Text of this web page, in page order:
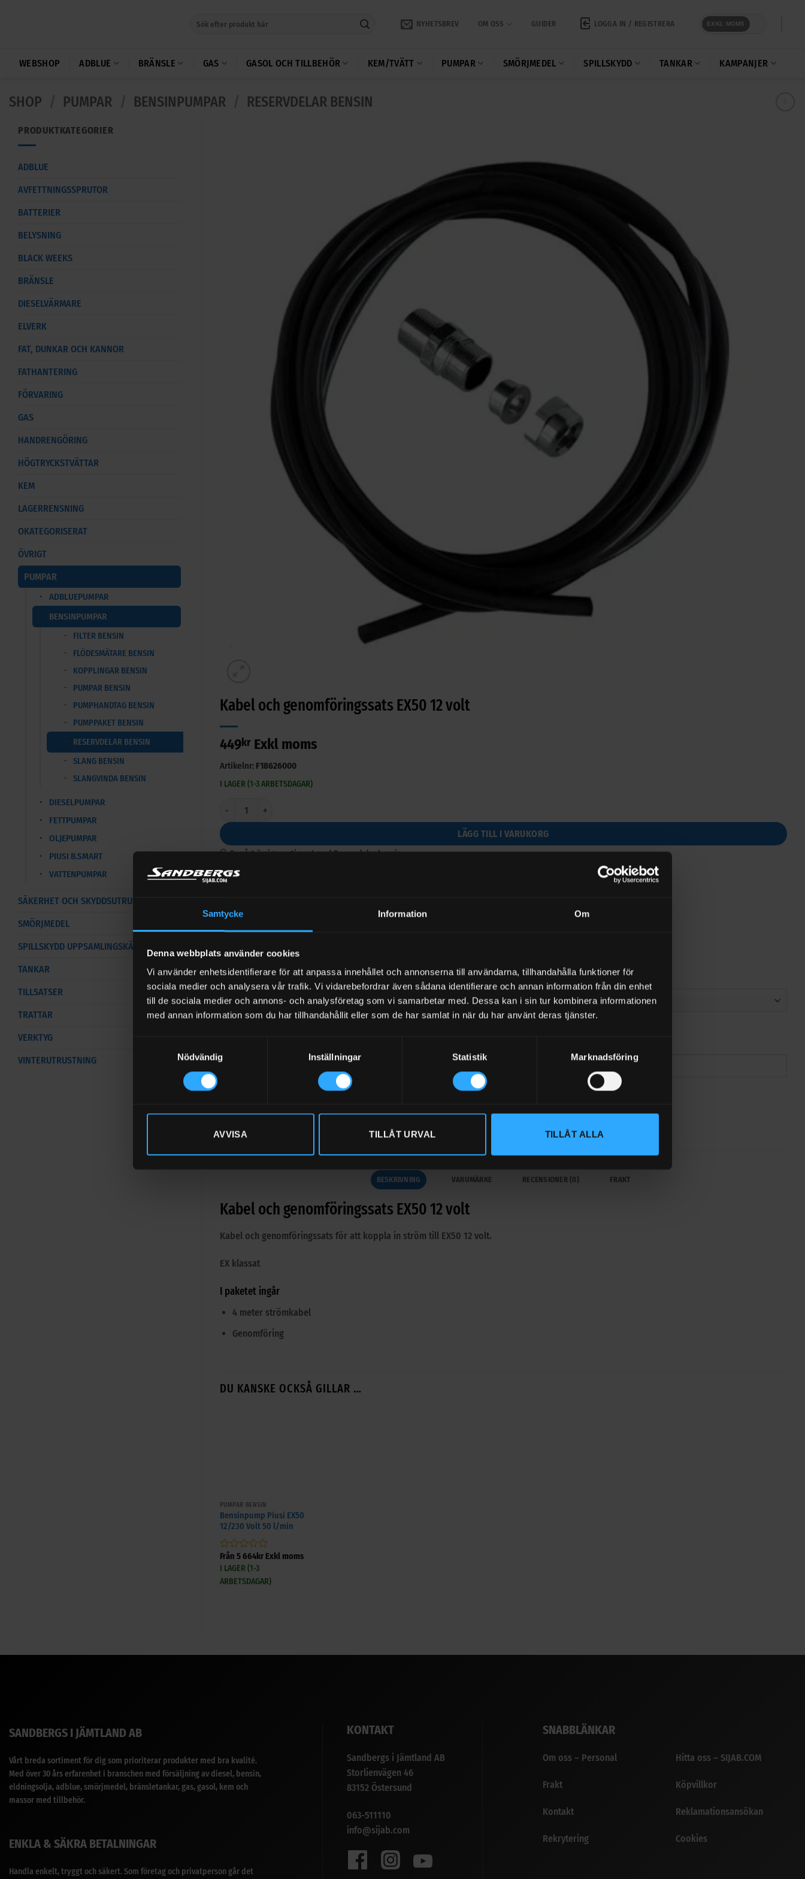
Samtycke Information Om
Denna webbplats använder cookies
Vi använder enhetsidentifierare för att anpassa innehållet och annonserna till användarna, tillhandahålla funktioner för
sociala medier och analysera vår trafik. Vi vidarebefordrar även sådana identifierare och annan information från din enhet
till de sociala medier och annons- och analysföretag som vi samarbetar med. Dessa kan i sin tur kombinera informationen
med annan information som du har tillhandahållit eller som de har samlat in när du har använt deras tjänster.
Nödvändig
Inställningar Statistik Marknadsföring
AVVISA TILLÅT URVAL TILLÅT ALLA
NYHETSBREV OM OSS GUIDER LOGGA IN / REGISTRERA EXKL MOMS
WEBSHOP ADBLUE BRÄNSLE GAS GASOL OCH TILLBEHÖR KEM/TVÄTT PUMPAR SMÖRJMEDEL SPILLSKYDD TANKAR KAMPANJER
SHOP PUMPAR BENSINPUMPAR RESERVDELAR BENSIN
PRODUKTKATEGORIER
ADBLUE
AVFETTNINGSSPRUTOR
BATTERIER
BELYSNING
BLACK WEEKS
BRÄNSLE
DIESELVÄRMARE
ELVERK
FAT, DUNKAR OCH KANNOR
FATHANTERING
FÖRVARING
GAS
HANDRENGÖRING
HÖGTRYCKSTVÄTTAR
KEM
LAGERRENSNING
OKATEGORISERAT
ÖVRIGT
PUMPAR
ADBLUEPUMPAR
BENSINPUMPAR
FILTER BENSIN
FLÖDESMÄTARE BENSIN
KOPPLINGAR BENSIN
PUMPAR BENSIN
PUMPHANDTAG BENSIN
PUMPPAKET BENSIN
RESERVDELAR BENSIN
SLANG BENSIN
SLANGVINDA BENSIN
DIESELPUMPAR
FETTPUMPAR
OLJEPUMPAR
PIUSI B.SMART
VATTENPUMPAR
SÄKERHET OCH SKYDDSUTRUSTNING
SMÖRJMEDEL
SPILLSKYDD UPPSAMLINGSKÄRL
TANKAR
TILLSATSER
TRATTAR
VERKTYG
VINTERUTRUSTNING
Kabel och genomföringssats EX50 12 volt
449kr Exkl moms
Artikelnr: F18626000
I LAGER (1-3 ARBETSDAGAR)
LÄGG TILL I VARUKORG
🔍 Se vårt övriga sortiment med Reservdelar bensin
Bensinpump Piusi EX50 12/230 Volt 50 l/min
Från
5 664 Exkl moms
LÄGG TILL
BESKRIVNING VARUMÄRKE RECENSIONER (0) FRAKT
Kabel och genomföringssats EX50 12 volt
Kabel och genomföringssats för att koppla in ström till EX50 12 volt.
EX klassat
I paketet ingår
4 meter strömkabel
Genomföring
DU KANSKE OCKSÅ GILLAR …
PUMPAR BENSIN
Bensinpump Piusi EX50
12/230 Volt 50 l/min
Betygsatt
0
av
5
Från 5 664krExkl moms
I LAGER (1-3
ARBETSDAGAR)
SANDBERGS I JÄMTLAND AB
Vårt breda sortiment för dig som prioriterar produkter med bra kvalité.
Med över 30 års erfarenhet i branschen med försäljning av diesel, bensin,
eldningsolja, adblue, smörjmedel, bränsletankar, gas, gasol, kem och
massor med tillbehör.
ENKLA & SÄKRA BETALNINGAR
Handla enkelt, tryggt och säkert. Som företag och privatperson går det
KONTAKT
Sandbergs i Jämtland AB
Storlienvägen 46
83152 Östersund
063-511110
info@sijab.com
SNABBLÄNKAR
Om oss – Personal
Frakt
Kontakt
Rekrytering
Hitta oss – SIJAB.COM
Köpvillkor
Reklamationsansökan
Cookies